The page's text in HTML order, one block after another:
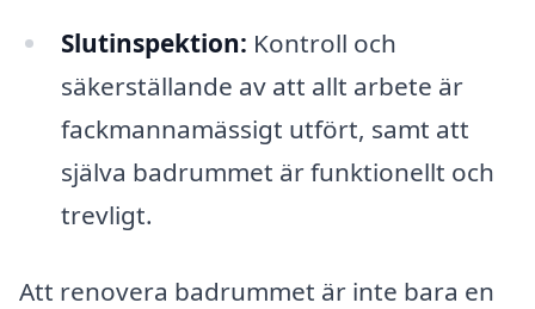
Slutinspektion: Kontroll och
säkerställande av att allt arbete är
fackmannamässigt utfört, samt att
själva badrummet är funktionellt och
trevligt.
Att renovera badrummet är inte bara en